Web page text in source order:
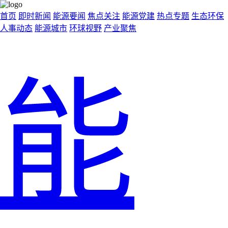
首页 即时新闻 能源要闻 焦点关注 能源党建 热点专题 生态环保
人事动态 能源城市 环球视野 产业聚焦
能